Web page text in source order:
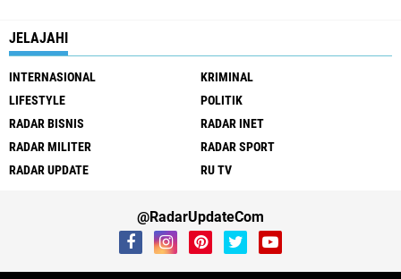
JELAJAHI
INTERNASIONAL
KRIMINAL
LIFESTYLE
POLITIK
RADAR BISNIS
RADAR INET
RADAR MILITER
RADAR SPORT
RADAR UPDATE
RU TV
@RadarUpdateCom